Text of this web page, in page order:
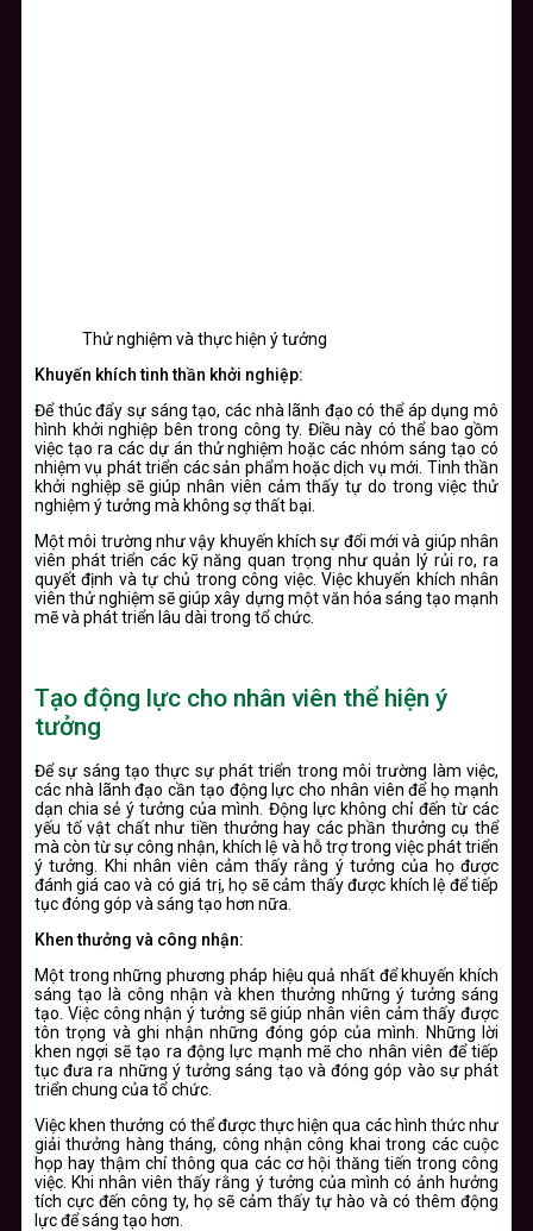
Thử nghiệm và thực hiện ý tưởng
Khuyến khích tinh thần khởi nghiệp:
Để thúc đẩy sự sáng tạo, các nhà lãnh đạo có thể áp dụng mô
hình khởi nghiệp bên trong công ty. Điều này có thể bao gồm
việc tạo ra các dự án thử nghiệm hoặc các nhóm sáng tạo có
nhiệm vụ phát triển các sản phẩm hoặc dịch vụ mới. Tinh thần
khởi nghiệp sẽ giúp nhân viên cảm thấy tự do trong việc thử
nghiệm ý tưởng mà không sợ thất bại.
Một môi trường như vậy khuyến khích sự đổi mới và giúp nhân
viên phát triển các kỹ năng quan trọng như quản lý rủi ro, ra
quyết định và tự chủ trong công việc. Việc khuyến khích nhân
viên thử nghiệm sẽ giúp xây dựng một văn hóa sáng tạo mạnh
mẽ và phát triển lâu dài trong tổ chức.
Tạo động lực cho nhân viên thể hiện ý
tưởng
Để sự sáng tạo thực sự phát triển trong môi trường làm việc,
các nhà lãnh đạo cần tạo động lực cho nhân viên để họ mạnh
dạn chia sẻ ý tưởng của mình. Động lực không chỉ đến từ các
yếu tố vật chất như tiền thưởng hay các phần thưởng cụ thể
mà còn từ sự công nhận, khích lệ và hỗ trợ trong việc phát triển
ý tưởng. Khi nhân viên cảm thấy rằng ý tưởng của họ được
đánh giá cao và có giá trị, họ sẽ cảm thấy được khích lệ để tiếp
tục đóng góp và sáng tạo hơn nữa.
Khen thưởng và công nhận:
Một trong những phương pháp hiệu quả nhất để khuyến khích
sáng tạo là công nhận và khen thưởng những ý tưởng sáng
tạo. Việc công nhận ý tưởng sẽ giúp nhân viên cảm thấy được
tôn trọng và ghi nhận những đóng góp của mình. Những lời
khen ngợi sẽ tạo ra động lực mạnh mẽ cho nhân viên để tiếp
tục đưa ra những ý tưởng sáng tạo và đóng góp vào sự phát
triển chung của tổ chức.
Việc khen thưởng có thể được thực hiện qua các hình thức như
giải thưởng hàng tháng, công nhận công khai trong các cuộc
họp hay thậm chí thông qua các cơ hội thăng tiến trong công
việc. Khi nhân viên thấy rằng ý tưởng của mình có ảnh hưởng
tích cực đến công ty, họ sẽ cảm thấy tự hào và có thêm động
lực để sáng tạo hơn.